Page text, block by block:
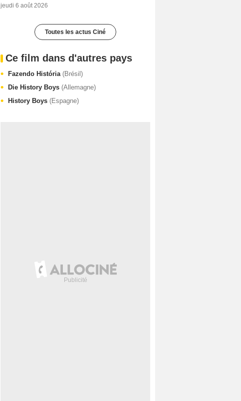
jeudi 6 août 2026
Toutes les actus Ciné
Ce film dans d'autres pays
Fazendo História (Brésil)
Die History Boys (Allemagne)
History Boys (Espagne)